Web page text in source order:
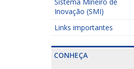
Inovação (SMI)
Links importantes
CONHEÇA